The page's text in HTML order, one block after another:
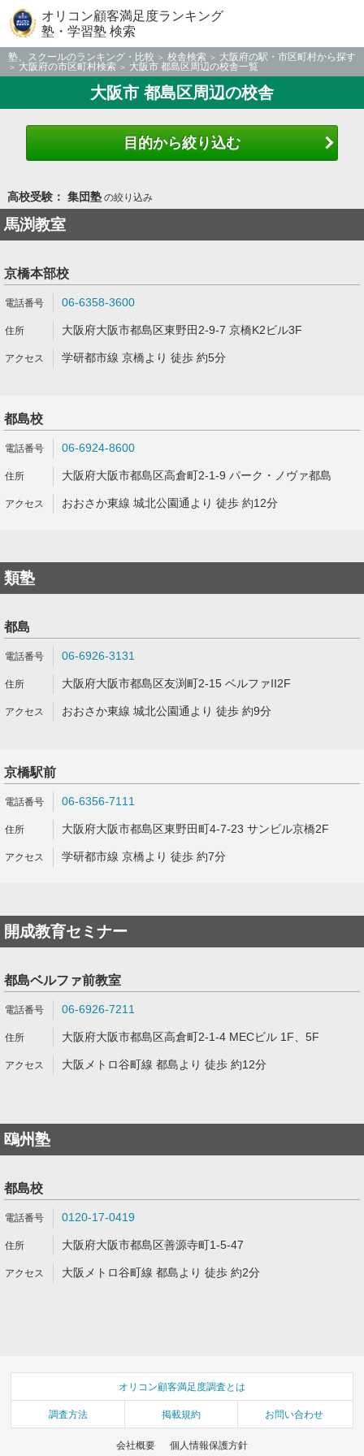
オリコン顧客満足度ランキング
塾・学習塾 検索
塾、スクールのランキング・比較 校舎検索
大阪府の駅・市区町村から探す
大阪府の市区町村検索
大阪市 都島区周辺の校舎一覧
大阪市 都島区周辺の校舎
目的から絞り込む
高校受験： 集団塾の絞り込み
馬渕教室
京橋本部校
06-6358-3600
大阪府大阪市都島区東野田2-9-7 京橋K2ビル3F
学研都市線 京橋より 徒歩 約5分
都島校
06-6924-8600
大阪府大阪市都島区高倉町2-1-9 パーク・ノヴァ都島
おおさか東線 城北公園通より 徒歩 約12分
類塾
都島
06-6926-3131
大阪府大阪市都島区友渕町2-15 ベルファII2F
おおさか東線 城北公園通より 徒歩 約9分
京橋駅前
06-6356-7111
大阪府大阪市都島区東野田町4-7-23 サンビル京橋2F
学研都市線 京橋より 徒歩 約7分
開成教育セミナー
都島ベルファ前教室
06-6926-7211
大阪府大阪市都島区高倉町2-1-4 MECビル 1F、5F
大阪メトロ谷町線 都島より 徒歩 約12分
鴎州塾
都島校
0120-17-0419
大阪府大阪市都島区善源寺町1-5-47
大阪メトロ谷町線 都島より 徒歩 約2分
オリコン顧客満足度調査とは
調査方法 掲載規約 お問い合わせ
会社概要 個人情報保護方針